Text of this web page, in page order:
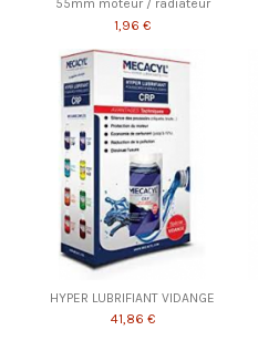
1,96 €
HYPER LUBRIFIANT VIDANGE
41,86 €